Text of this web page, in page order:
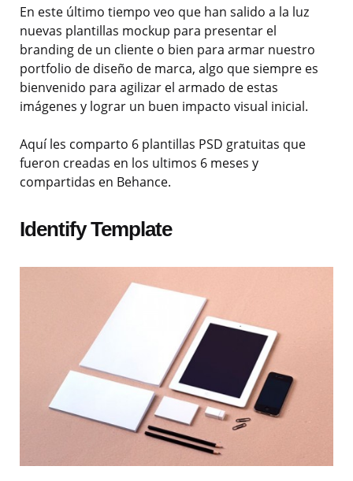
En este último tiempo veo que han salido a la luz
nuevas plantillas mockup para presentar el
branding de un cliente o bien para armar nuestro
portfolio de diseño de marca, algo que siempre es
bienvenido para agilizar el armado de estas
imágenes y lograr un buen impacto visual inicial.
Aquí les comparto 6 plantillas PSD gratuitas que
fueron creadas en los ultimos 6 meses y
compartidas en Behance.
Identify Template